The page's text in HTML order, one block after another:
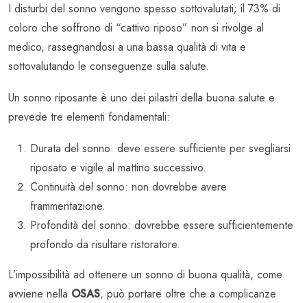
I disturbi del sonno vengono spesso sottovalutati; il 73% di
coloro che soffrono di “cattivo riposo” non si rivolge al
medico, rassegnandosi a una bassa qualità di vita e
sottovalutando le conseguenze sulla salute.
Un sonno riposante è uno dei pilastri della buona salute e
prevede tre elementi fondamentali:
Durata del sonno: deve essere sufficiente per svegliarsi
riposato e vigile al mattino successivo.
Continuità del sonno: non dovrebbe avere
frammentazione.
Profondità del sonno: dovrebbe essere sufficientemente
profondo da risultare ristoratore.
L’impossibilità ad ottenere un sonno di buona qualità, come
avviene nella OSAS, può portare oltre che a complicanze